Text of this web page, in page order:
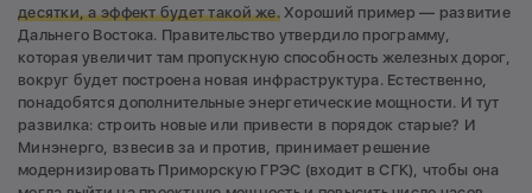
десятки, а эффект будет такой же.Хороший пример — развитие
Дальнего Востока. Правительство утвердило программу,
которая увеличит там пропускную способность железных дорог,
вокруг будет построена новая инфраструктура. Естественно,
понадобятся дополнительные энергетические мощности. И тут
развилка: строить новые или привести в порядок старые? И
Минэнерго, взвесив за и против, принимает решение
модернизировать Приморскую ГРЭС (входит в СГК), чтобы она